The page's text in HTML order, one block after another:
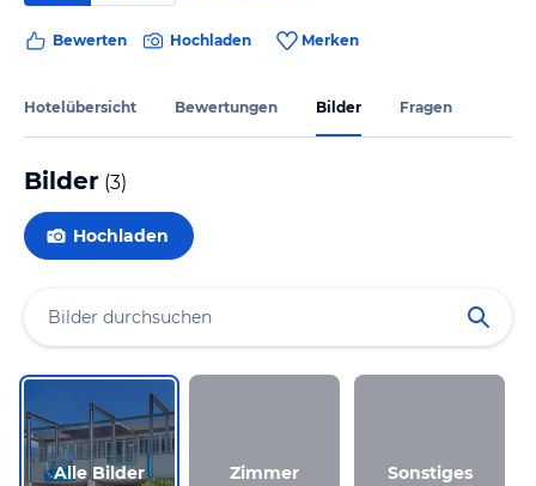
Bewerten Hochladen Merken
Hotelübersicht Bewertungen Bilder Fragen
Bilder (3)
Hochladen
Alle Bilder Zimmer Sonstiges